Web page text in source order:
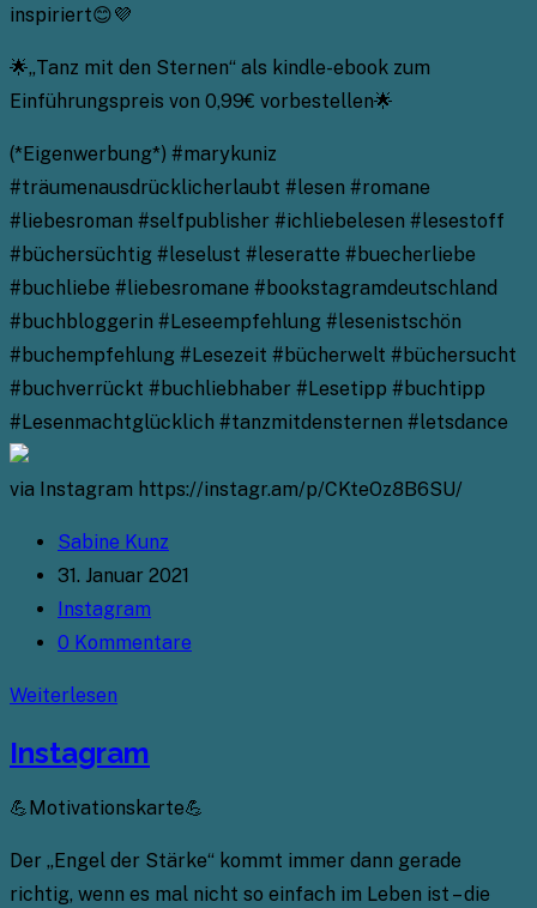
inspiriert😊💜
🌟„Tanz mit den Sternen“ als kindle-ebook zum
Einführungspreis von 0,99€ vorbestellen🌟
(*Eigenwerbung*) #marykuniz
#träumenausdrücklicherlaubt #lesen #romane
#liebesroman #selfpublisher #ichliebelesen #lesestoff
#büchersüchtig #leselust #leseratte #buecherliebe
#buchliebe #liebesromane #bookstagramdeutschland
#buchbloggerin #Leseempfehlung #lesenistschön
#buchempfehlung #Lesezeit #bücherwelt #büchersucht
#buchverrückt #buchliebhaber #Lesetipp #buchtipp
#Lesenmachtglücklich #tanzmitdensternen #letsdance
via Instagram https://instagr.am/p/CKteOz8B6SU/
Beitrags-
Autor:
Sabine Kunz
Beitrag
veröffentlicht:
31. Januar 2021
Beitrags-
Kategorie:
Instagram
Beitrags-
0 Kommentare
Weiterlesen
Instagram
💪Motivationskarte💪
Der „Engel der Stärke“ kommt immer dann gerade
richtig, wenn es mal nicht so einfach im Leben ist – die